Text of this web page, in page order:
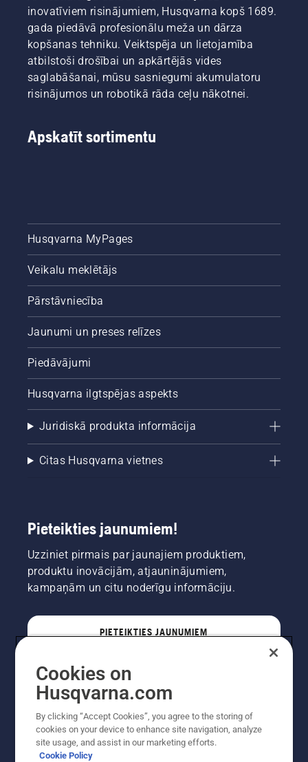
inovatīviem risinājumiem, Husqvarna kopš 1689.
gada piedāvā profesionālu meža un dārza
kopšanas tehniku. Veiktspēja un lietojamība
atbilstoši drošībai un apkārtējās vides
saglabāšanai, mūsu sasniegumi akumulatoru
risinājumos un robotikā rāda ceļu nākotnei.
Apskatīt sortimentu
Husqvarna MyPages
Veikalu meklētājs
Pārstāvniecība
Jaunumi un preses relīzes
Piedāvājumi
Husqvarna ilgtspējas aspekts
Juridiskā produkta informācija
Citas Husqvarna vietnes
Pieteikties jaunumiem!
Uzziniet pirmais par jaunajiem produktiem,
produktu inovācijām, atjauninājumiem,
kampaņām un citu noderīgu informāciju.
PIETEIKTIES JAUNUMIEM
Cookies on
Husqvarna.com
By clicking “Accept Cookies”, you agree to the storing of
cookies on your device to enhance site navigation, analyze
site usage, and assist in our marketing efforts.
Cookie Policy